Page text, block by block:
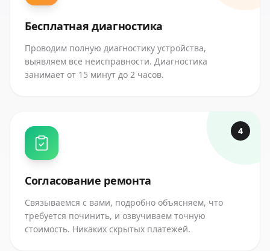
Бесплатная диагностика
Проводим полную диагностику устройства,
выявляем все неисправности. Диагностика
занимает от 15 минут до 2 часов.
4
Согласование ремонта
Связываемся с вами, подробно объясняем, что
требуется починить, и озвучиваем точную
стоимость. Никаких скрытых платежей.